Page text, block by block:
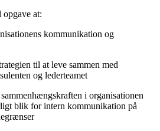
at:
kommunikation og
til at leve sammen med
og lederteamet
i organisationen
blik for intern kommunikation på